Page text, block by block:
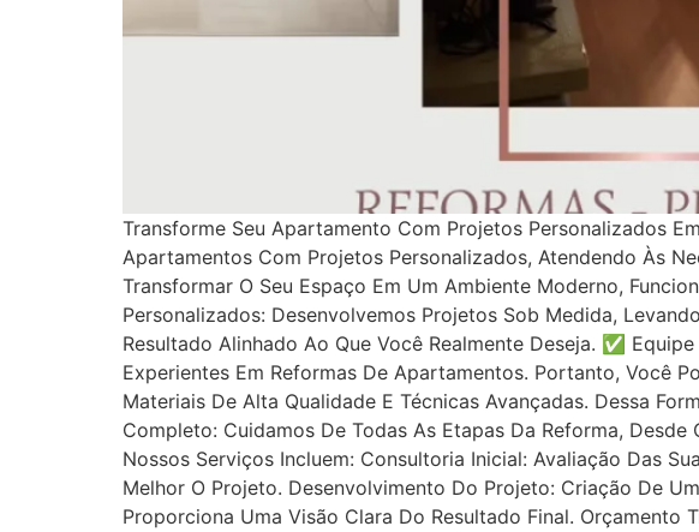
Transforme Seu Apartamento Com Projetos Personalizados
Apartamentos Com Projetos Personalizados, Atendendo Às
Transformar O Seu Espaço Em Um Ambiente Moderno,
Personalizados: Desenvolvemos Projetos Sob Medida,
Resultado Alinhado Ao Que Você Realmente Deseja. ✅
Experientes Em Reformas De Apartamentos. Portanto, Você
Materiais De Alta Qualidade E Técnicas Avançadas. Dessa
Completo: Cuidamos De Todas As Etapas Da Reforma,
Nossos Serviços Incluem: Consultoria Inicial: Avaliação Das
Melhor O Projeto. Desenvolvimento Do Projeto: Criação De
Proporciona Uma Visão Clara Do Resultado Final. Orçamento